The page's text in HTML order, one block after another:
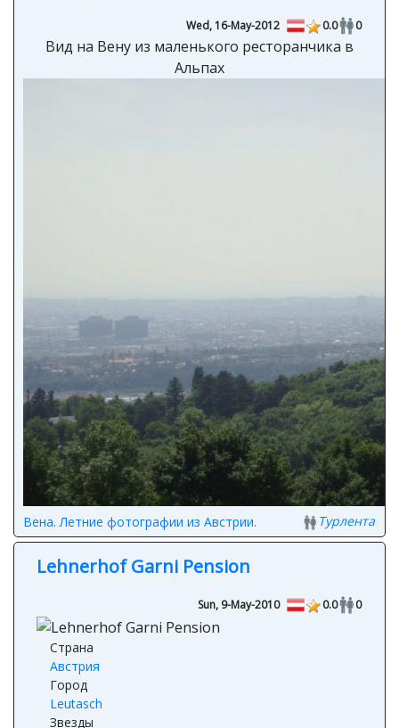
Wed, 16-May-2012 0.0 0
Вид на Вену из маленького ресторанчика в
Альпах
Вена. Летние фотографии из Австрии. Турлента
Lehnerhof Garni Pension
Sun, 9-May-2010 0.0 0
Страна
Австрия
Город
Leutasch
Звезды